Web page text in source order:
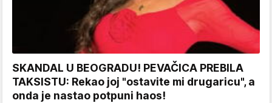
SKANDAL U BEOGRADU! PEVAČICA PREBILA
TAKSISTU: Rekao joj "ostavite mi drugaricu", a
onda je nastao potpuni haos!